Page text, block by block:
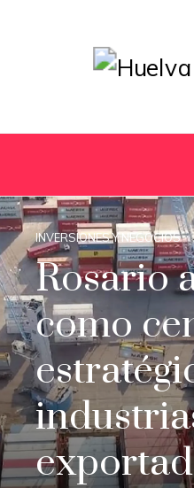
INVERSIONES Y NEGOCIOS
Rosario
como